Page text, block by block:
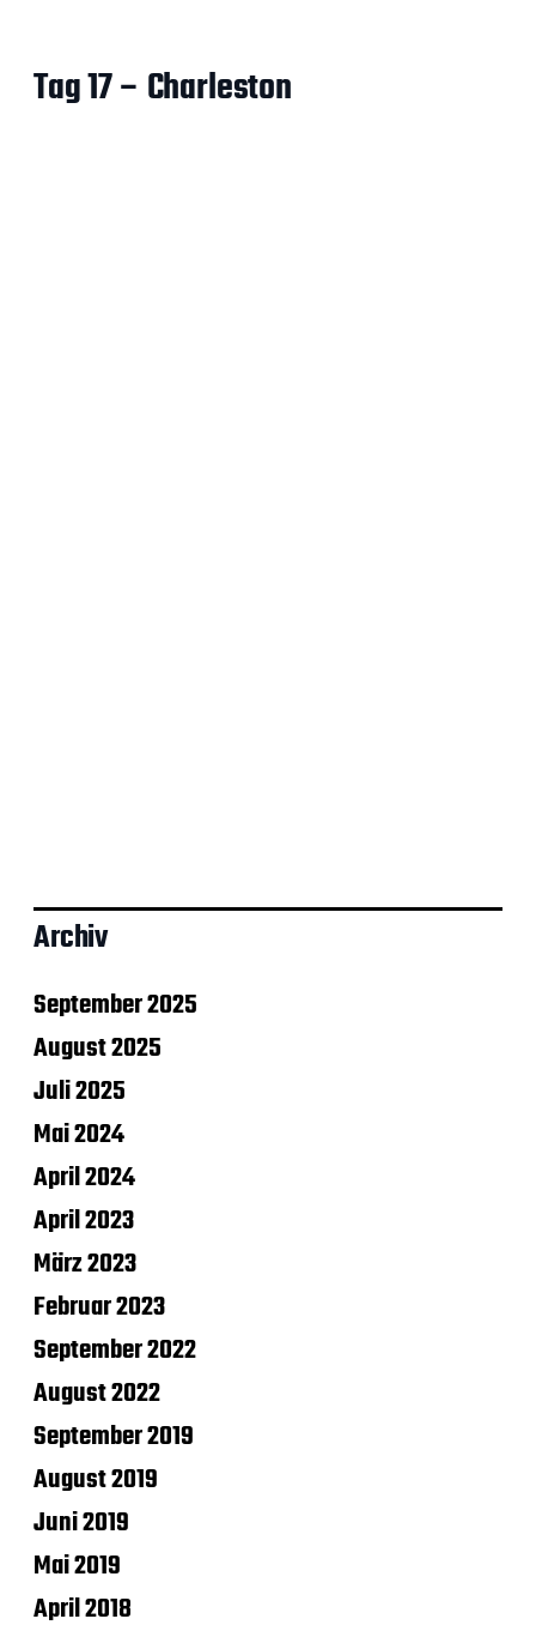
Tag 17 – Charleston
Archiv
September 2025
August 2025
Juli 2025
Mai 2024
April 2024
April 2023
März 2023
Februar 2023
September 2022
August 2022
September 2019
August 2019
Juni 2019
Mai 2019
April 2018